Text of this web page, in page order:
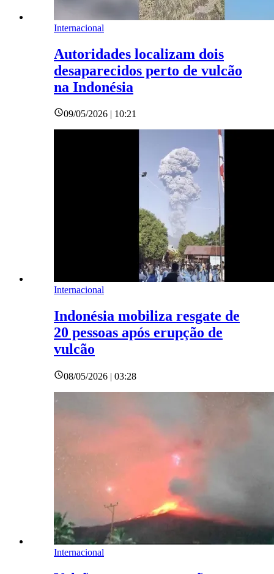
Internacional
Autoridades localizam dois
desaparecidos perto de vulcão
na Indonésia
09/05/2026 | 10:21
Internacional
Indonésia mobiliza resgate de
20 pessoas após erupção de
vulcão
08/05/2026 | 03:28
Internacional